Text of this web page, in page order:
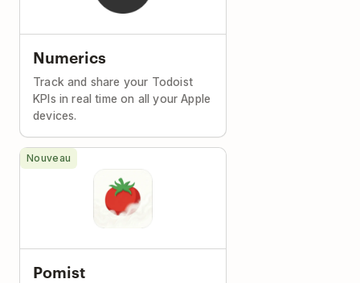
Numerics
Track and share your Todoist
KPIs in real time on all your Apple
devices.
Pomist
Nouveau